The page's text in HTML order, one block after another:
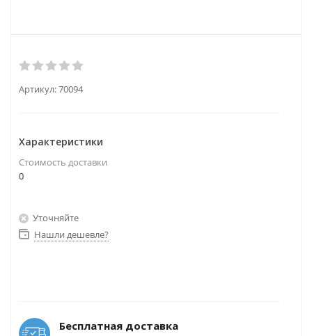
Артикул:70094
Характеристики
Стоимость доставки
0
Уточняйте
Нашли дешевле?
Бесплатная доставка